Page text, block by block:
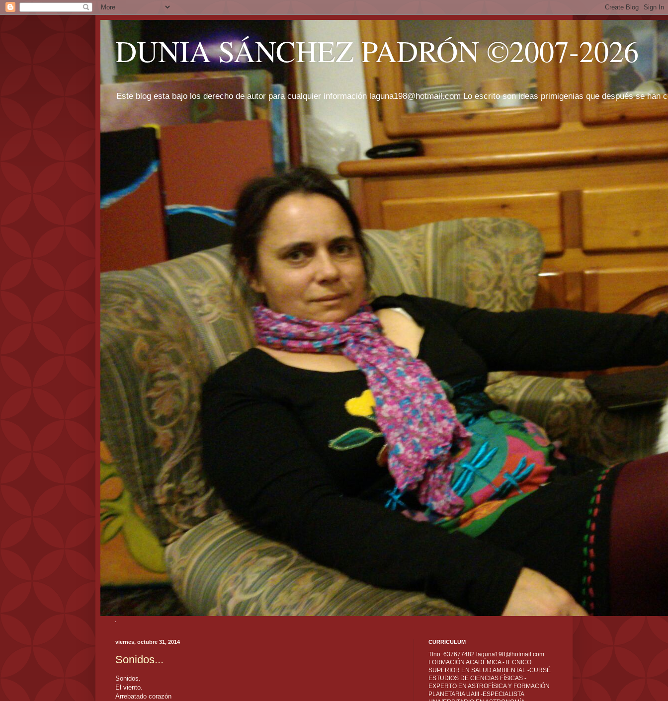
DUNIA SÁNCHEZ PADRÓN ©2007-2026
Este blog esta bajo los derecho de autor para cualquier información laguna198@hotmail.com Lo escrito son ideas primigenias que después se han
viernes, octubre 31, 2014
Sonidos...
Sonidos.
El viento.
Arrebatado corazón
CURRICULUM
Tfno: 637677482 laguna198@hotmail.com
FORMACIÓN ACADÉMICA -TECNICO
SUPERIOR EN SALUD AMBIENTAL -CURSÉ
ESTUDIOS DE CIENCIAS FÍSICAS -
EXPERTO EN ASTROFÍSICA Y FORMACIÓN
PLANETARIA UAIII -ESPECIALISTA